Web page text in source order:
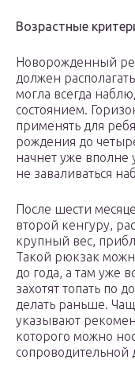
Возрастные
Новорожденный
должен
могла всегда
состоянием.
применять для
рождения до
начнет уже вполне
не заваливаться
После шести
второй кенгуру,
крупный вес,
Такой рюкзак
до года, а там уже
захотят топать по
делать раньше.
указывают
которого можно
сопроводительной